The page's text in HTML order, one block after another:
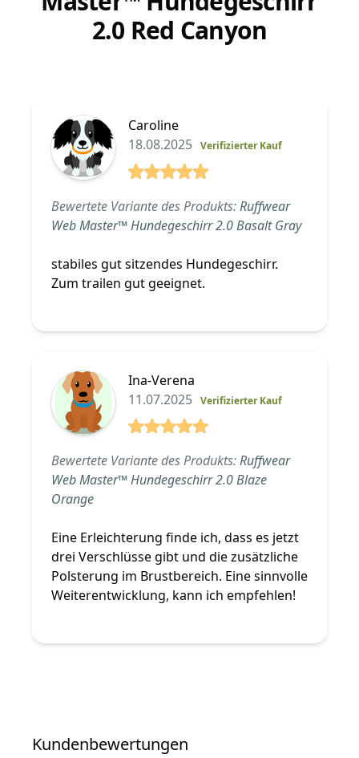
2.0 Red Canyon
Caroline
18.08.2025 Verifizierter Kauf
Bewertete Variante des Produkts:Ruffwear
Web Master™ Hundegeschirr 2.0 Basalt Gray
stabiles gut sitzendes Hundegeschirr.
Zum trailen gut geeignet.
Ina-Verena
11.07.2025 Verifizierter Kauf
Bewertete Variante des Produkts:Ruffwear
Web Master™ Hundegeschirr 2.0 Blaze
Orange
Eine Erleichterung finde ich, dass es jetzt
drei Verschlüsse gibt und die zusätzliche
Polsterung im Brustbereich. Eine sinnvolle
Weiterentwicklung, kann ich empfehlen!
Kundenbewertungen